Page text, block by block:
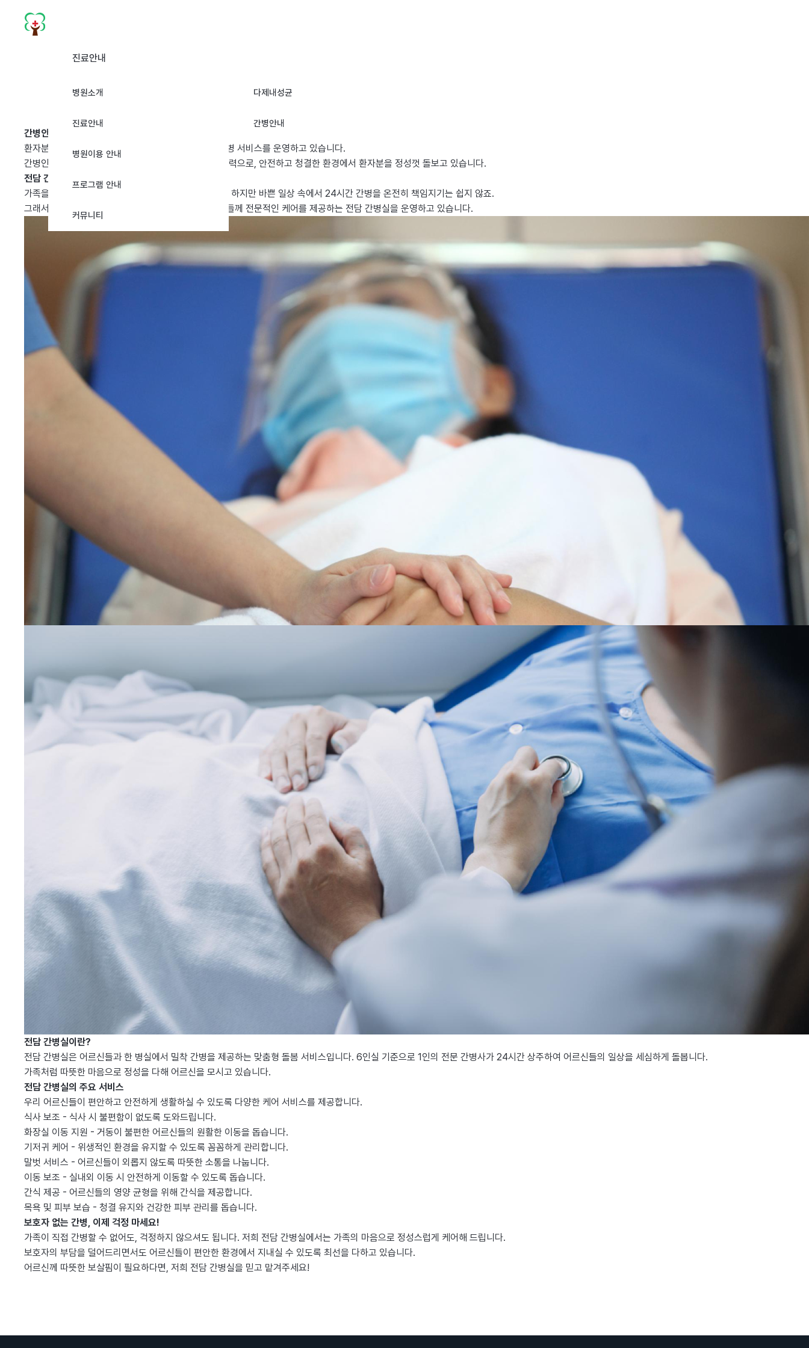
진료안내
병원소개
진료안내
병원이용 안내
프로그램 안내
커뮤니티
다제내성균
간병안내
간병안내
환자분의 편안한 회복과 일상생활 지원을 위해 전문 간병 서비스를 운영하고 있습니다.
간병인 모두는 위생 교육과 감염 예방 교육을 수료한 인력으로, 안전하고 청결한 환경에서 환자분을 정성껏 돌보고 있습니다.
전담 간병실 운영으로 안심하세요!
가족을 돌보는 일은 큰 사랑과 헌신이 필요한 일입니다. 하지만 바쁜 일상 속에서 24시간 간병을 온전히 책임지기는 쉽지 않죠.
그래서 저희는 보호자 없는 간병 서비스를 통해 어르신들께 전문적인 케어를 제공하는 전담 간병실을 운영하고 있습니다.
전담 간병실이란?
전담 간병실은 어르신들과 한 병실에서 밀착 간병을 제공하는 맞춤형 돌봄 서비스입니다. 6인실 기준으로 1인의 전문 간병사가 24시간 상주하여 어르신들의 일상을 세심하게 돌봅니다.
가족처럼 따뜻한 마음으로 정성을 다해 어르신을 모시고 있습니다.
전담 간병실의 주요 서비스
우리 어르신들이 편안하고 안전하게 생활하실 수 있도록 다양한 케어 서비스를 제공합니다.
식사 보조 - 식사 시 불편함이 없도록 도와드립니다.
화장실 이동 지원 - 거동이 불편한 어르신들의 원활한 이동을 돕습니다.
기저귀 케어 - 위생적인 환경을 유지할 수 있도록 꼼꼼하게 관리합니다.
말벗 서비스 - 어르신들이 외롭지 않도록 따뜻한 소통을 나눕니다.
이동 보조 - 실내외 이동 시 안전하게 이동할 수 있도록 돕습니다.
간식 제공 - 어르신들의 영양 균형을 위해 간식을 제공합니다.
목욕 및 피부 보습 - 청결 유지와 건강한 피부 관리를 돕습니다.
보호자 없는 간병, 이제 걱정 마세요!
가족이 직접 간병할 수 없어도, 걱정하지 않으셔도 됩니다. 저희 전담 간병실에서는 가족의 마음으로 정성스럽게 케어해 드립니다.
보호자의 부담을 덜어드리면서도 어르신들이 편안한 환경에서 지내실 수 있도록 최선을 다하고 있습니다.
어르신께 따뜻한 보살핌이 필요하다면, 저희 전담 간병실을 믿고 맡겨주세요!